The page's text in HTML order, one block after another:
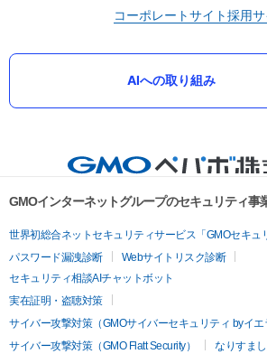
コーポレートサイト採用サ
AIへの取り組み
GMOインターネットグループのセキュリティ事
世界初総合ネットセキュリティサービス「GMOセキュ
パスワード漏洩診断
Webサイトリスク診断
セキュリティ相談AIチャットボット
実在証明・盗聴対策
サイバー攻撃対策（GMOサイバーセキュリティ byイエ
サイバー攻撃対策（GMO Flatt Security）
なりすま